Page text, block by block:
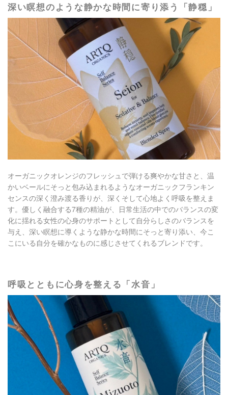
深い瞑想のような静かな時間に寄り添う「静穏」
オーガニックオレンジのフレッシュで弾ける爽やかな甘さと、温
かいベールにそっと包み込まれるようなオーガニックフランキン
センスの深く澄み渡る香りが、深くそして心地よく呼吸を整えま
す。優しく融合する7種の精油が、日常生活の中でのバランスの変
化に揺れる女性の心身のサポートとして自分らしさのバランスを
与え、深い瞑想に導くような静かな時間にそっと寄り添い、今こ
こにいる自分を確かなものに感じさせてくれるブレンドです。​
呼吸とともに心身を整える「水音」